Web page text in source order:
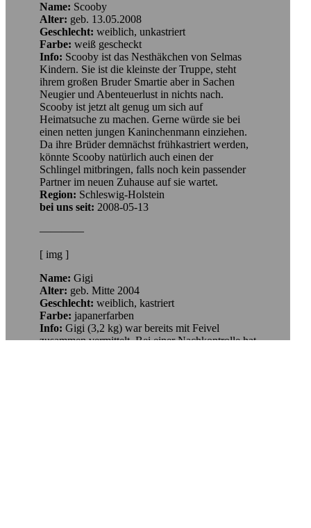
Name: Scooby
Alter: geb. 13.05.2008
Geschlecht: weiblich, unkastriert
Farbe: weiß gescheckt
Info: Scooby ist das Nesthäkchen von Selmas
Kindern. Sie ist die kleinste der Truppe, steht
ihrem großen Bruder Smartie aber in Sachen
Neugier und Abenteuerlust in nichts nach.
Scooby ist jetzt alt genug um sich auf
Heimatsuche zu machen. Gerne würde sie bei
einen netten jungen Kaninchenmann einziehen.
Da ihre Brüder demnächst frühkastriert werden,
könnte Scooby natürlich auch einen der
Schlingel mitbringen, falls noch kein passender
Partner im neuen Zuhause auf sie wartet.
Region: Schleswig-Holstein
bei uns seit: 2008-05-13
————
[ img ]
Name: Gigi
Alter: geb. Mitte 2004
Geschlecht: weiblich, kastriert
Farbe: japanerfarben
Info: Gigi (3,2 kg) war bereits mit Feivel
zusammen vermittelt. Bei einer Nachkontrolle hat